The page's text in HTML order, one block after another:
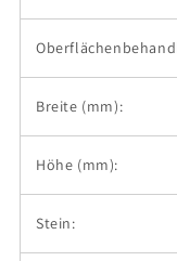
Breite (mm):
Höhe (mm):
Stein: